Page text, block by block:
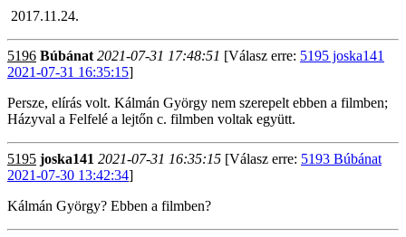
2017.11.24.
5196 Búbánat 2021-07-31 17:48:51 [Válasz erre: 5195 joska141
2021-07-31 16:35:15]
Persze, elírás volt. Kálmán György nem szerepelt ebben a filmben;
Házyval a Felfelé a lejtőn c. filmben voltak együtt.
5195 joska141 2021-07-31 16:35:15 [Válasz erre: 5193 Búbánat
2021-07-30 13:42:34]
Kálmán György? Ebben a filmben?